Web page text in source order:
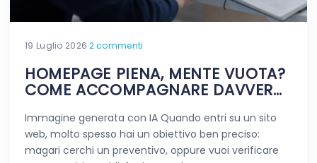
19 Luglio 2026·2 commenti
HOMEPAGE PIENA, MENTE VUOTA?
COME ACCOMPAGNARE DAVVERO
Immagine generata con IA Quando entri su un sito
web, molto spesso hai un obiettivo ben preciso:
magari cerchi un preventivo, oppure vuoi verificare